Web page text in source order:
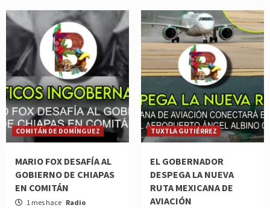
COMITÁN DE DOMÍNGUEZ
MARIO FOX DESAFÍA AL
GOBIERNO DE CHIAPAS
EN COMITÁN
1 mes hace Radio
TUXTLA GUTIÉRREZ
EL GOBERNADOR
DESPEGA LA NUEVA
RUTA MEXICANA DE
AVIACIÓN